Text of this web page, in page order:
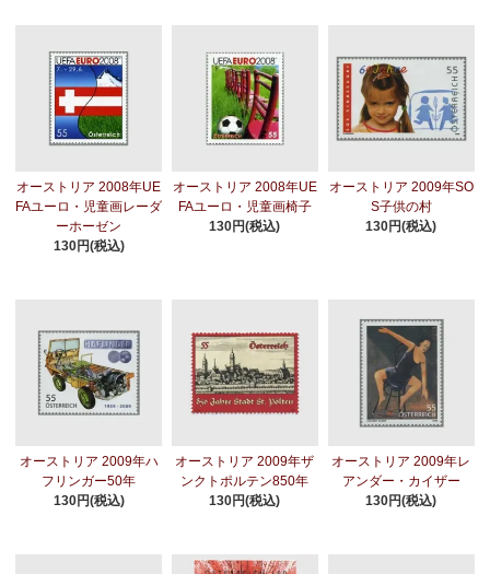
オーストリア 2008年UE
FAユーロ・児童画レーダ
ーホーゼン
130円(税込)
オーストリア 2008年UE
FAユーロ・児童画椅子
130円(税込)
オーストリア 2009年SO
S子供の村
130円(税込)
オーストリア 2009年ハ
フリンガー50年
130円(税込)
オーストリア 2009年ザ
ンクトポルテン850年
130円(税込)
オーストリア 2009年レ
アンダー・カイザー
130円(税込)